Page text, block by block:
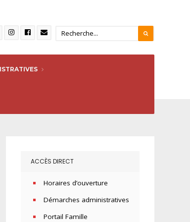
ACCÈS DIRECT
Horaires d’ouverture
Démarches administratives
Portail Famille